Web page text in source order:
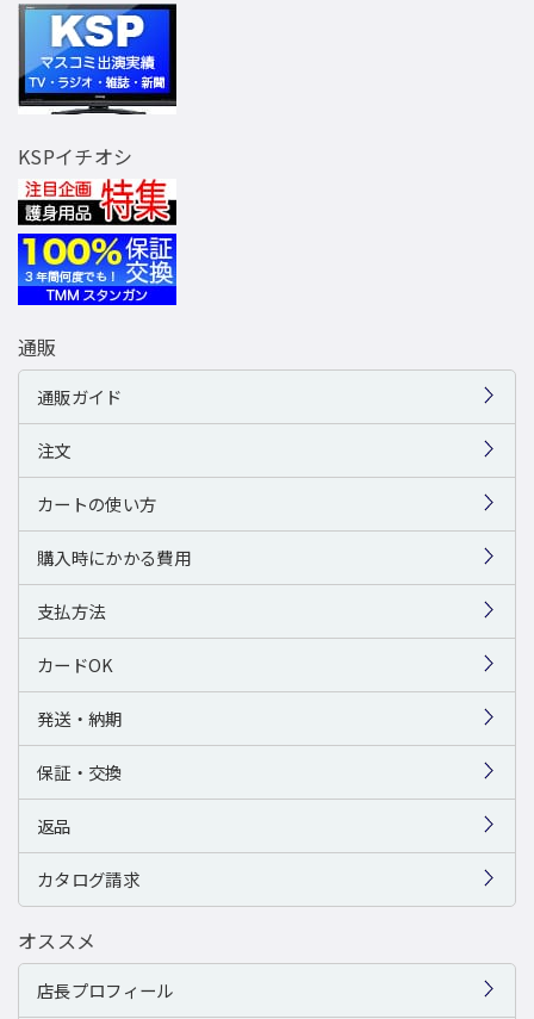
KSPイチオシ
通販
通販ガイド
注文
カートの使い方
購入時にかかる費用
支払方法
カードOK
発送・納期
保証・交換
返品
カタログ請求
オススメ
店長プロフィール